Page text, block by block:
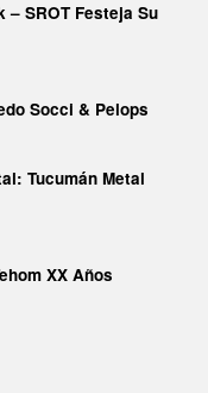
– SROT Festeja Su
Socci & Pelops
Tucumán Metal
XX Años